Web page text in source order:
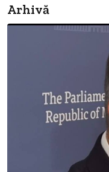
Arhivă